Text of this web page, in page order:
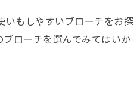
いもしやすいブローチをお探
ローチを選んでみてはいか